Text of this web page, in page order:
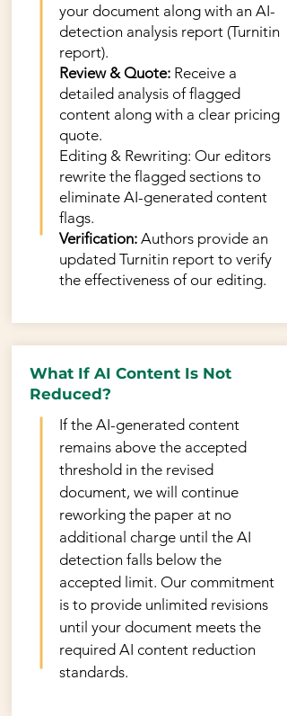
your document along with an AI-
detection analysis report (Turnitin
report).
Review & Quote:Receive a
detailed analysis of flagged
content along with a clear pricing
quote.
Editing & Rewriting: Our editors
rewrite the flagged sections to
eliminate AI-generated content
flags.
Verification:Authors provide an
updated Turnitin report to verify
the effectiveness of our editing.
What If AI Content Is Not
Reduced?
If the AI-generated content
remains above the accepted
threshold in the revised
document, we will continue
reworking the paper at no
additional charge until the AI
detection falls below the
accepted limit. Our commitment
is to provide unlimited revisions
until your document meets the
required AI content reduction
standards.